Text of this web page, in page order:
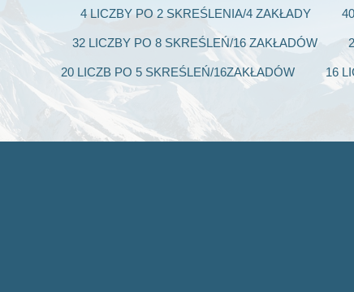
4 LICZBY PO 2 SKREŚLENIA/4 ZAKŁADY
32 LICZBY PO 8 SKREŚLEŃ/16 ZAKŁADÓW
20 LICZB PO 5 SKREŚLEŃ/16ZAKŁADÓW 16